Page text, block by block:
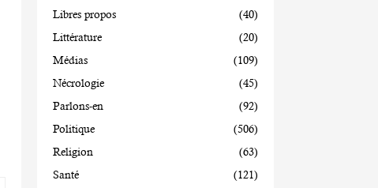
Libres propos
(40)
Littérature
(20)
Médias
(109)
Nécrologie
(45)
Parlons-en
(92)
Politique
(506)
Religion
(63)
Santé
(121)